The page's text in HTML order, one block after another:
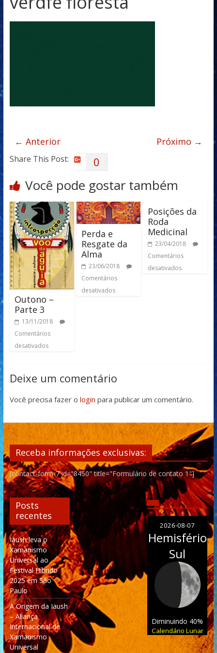
← Anterior Próximo →
Share This Post: 0
Você pode gostar também
Outono –
Parte 3
13/11/2018
Comentários
desativados
Perda e
Resgate da
Alma
23/06/2018
Comentários
desativados
Posições da
Roda
Medicinal
23/04/2018
Comentários
desativados
Deixe um comentário
Você precisa fazer o login para publicar um comentário.
Receba informações exclusivas:
[contact-form-7 id="8450" title="Formulário de contato 1"]
Posts
recentes
Iaush leva o
Xamanismo
Universal ao
Festival Híbrido
2025 em São
Paulo
A Origem da Iaush
– Aliança
Internacional de
Xamanismo
Universal
2026-08-07
Hemisfério
Sul
Diminuindo 40%
Calendário Lunar